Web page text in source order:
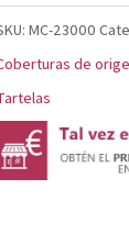
MC-23000
de